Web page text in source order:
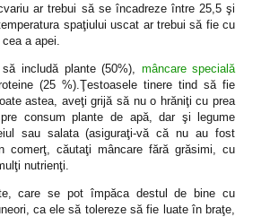
ar trebui să se încadreze între 25,5 şi
spaţiului uscat ar trebui să fie cu
a apei.
includă plante (50%), mâncare specială
(25 %).Ţestoasele tinere tind să fie
astea, aveţi grijă să nu o hrăniţi cu prea
consum plante de apă, dar şi legume
sau salata (asiguraţi-vă că nu au fost
comerţ, căutaţi mâncare fără grăsimi, cu
nutrienţi.
care se pot împăca destul de bine cu
ca ele să tolereze să fie luate în braţe,